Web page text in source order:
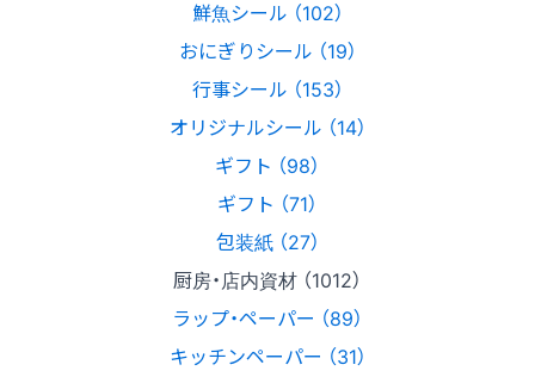
鮮魚シール （102）
おにぎりシール （19）
行事シール （153）
オリジナルシール （14）
ギフト （98）
ギフト （71）
包装紙 （27）
厨房・店内資材 （1012）
ラップ・ペーパー （89）
キッチンペーパー （31）